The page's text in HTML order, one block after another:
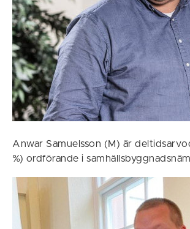
Anwar Samuelsson (M) är
%) ordförande i